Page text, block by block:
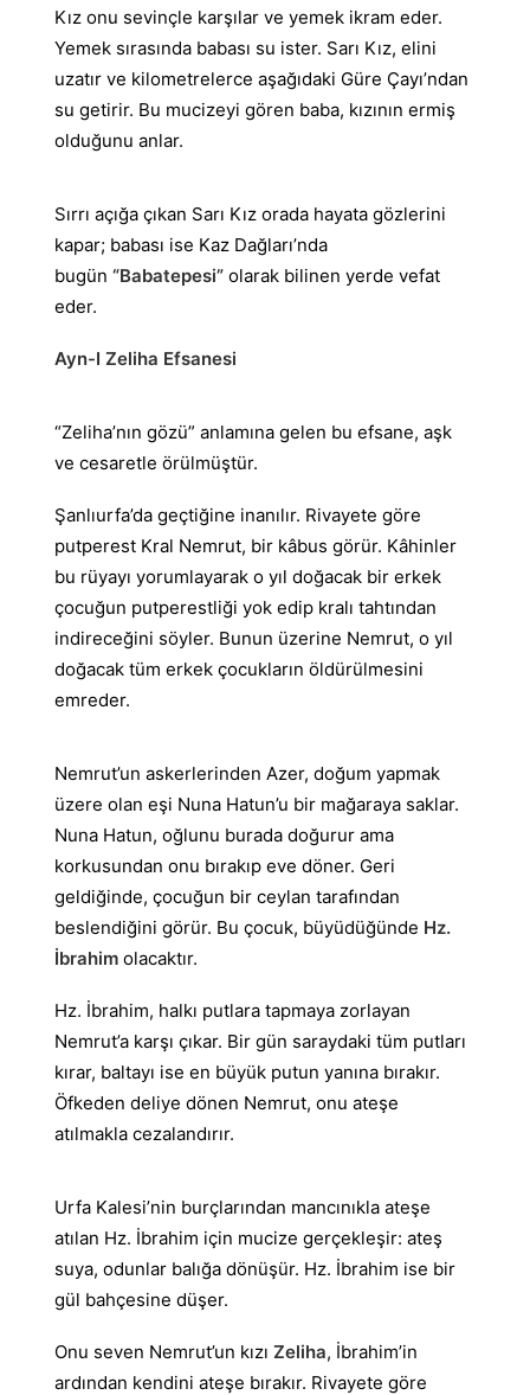
Kız onu sevinçle karşılar ve yemek ikram eder.
Yemek sırasında babası su ister. Sarı Kız, elini
uzatır ve kilometrelerce aşağıdaki Güre Çayı’ndan
su getirir. Bu mucizeyi gören baba, kızının ermiş
olduğunu anlar.
Sırrı açığa çıkan Sarı Kız orada hayata gözlerini
kapar; babası ise Kaz Dağları’nda
bugün “Babatepesi” olarak bilinen yerde vefat
eder.
Ayn-I Zeliha Efsanesi
“Zeliha’nın gözü” anlamına gelen bu efsane, aşk
ve cesaretle örülmüştür.
Şanlıurfa’da geçtiğine inanılır. Rivayete göre
putperest Kral Nemrut, bir kâbus görür. Kâhinler
bu rüyayı yorumlayarak o yıl doğacak bir erkek
çocuğun putperestliği yok edip kralı tahtından
indireceğini söyler. Bunun üzerine Nemrut, o yıl
doğacak tüm erkek çocukların öldürülmesini
emreder.
Nemrut’un askerlerinden Azer, doğum yapmak
üzere olan eşi Nuna Hatun’u bir mağaraya saklar.
Nuna Hatun, oğlunu burada doğurur ama
korkusundan onu bırakıp eve döner. Geri
geldiğinde, çocuğun bir ceylan tarafından
beslendiğini görür. Bu çocuk, büyüdüğünde Hz.
İbrahim olacaktır.
Hz. İbrahim, halkı putlara tapmaya zorlayan
Nemrut’a karşı çıkar. Bir gün saraydaki tüm putları
kırar, baltayı ise en büyük putun yanına bırakır.
Öfkeden deliye dönen Nemrut, onu ateşe
atılmakla cezalandırır.
Urfa Kalesi’nin burçlarından mancınıkla ateşe
atılan Hz. İbrahim için mucize gerçekleşir: ateş
suya, odunlar balığa dönüşür. Hz. İbrahim ise bir
gül bahçesine düşer.
Onu seven Nemrut’un kızı Zeliha, İbrahim’in
ardından kendini ateşe bırakır. Rivayete göre